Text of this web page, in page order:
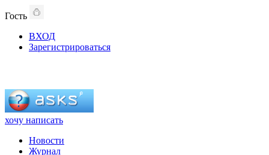
Гость
ВХОД
Зарегистрироваться
хочу написать
Новости
Журнал